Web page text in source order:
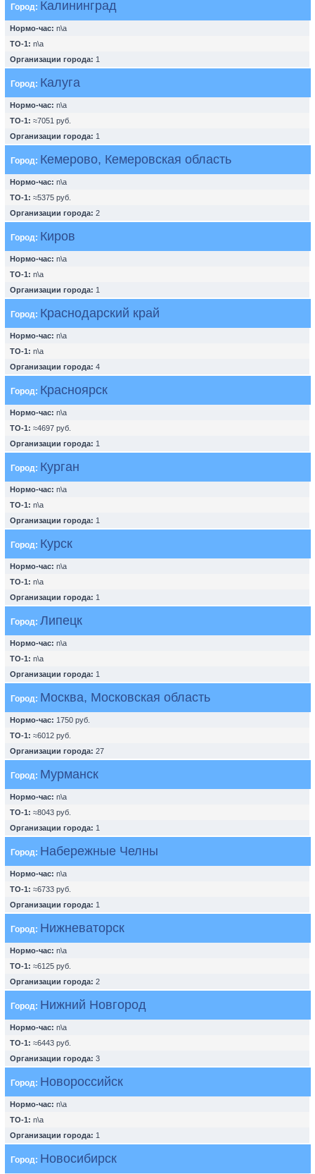
Город: Калининград
Нормо-час: n\a
ТО-1: n\a
Организации города: 1
Город: Калуга
Нормо-час: n\a
ТО-1: ≈7051 руб.
Организации города: 1
Город: Кемерово, Кемеровская область
Нормо-час: n\a
ТО-1: ≈5375 руб.
Организации города: 2
Город: Киров
Нормо-час: n\a
ТО-1: n\a
Организации города: 1
Город: Краснодарский край
Нормо-час: n\a
ТО-1: n\a
Организации города: 4
Город: Красноярск
Нормо-час: n\a
ТО-1: ≈4697 руб.
Организации города: 1
Город: Курган
Нормо-час: n\a
ТО-1: n\a
Организации города: 1
Город: Курск
Нормо-час: n\a
ТО-1: n\a
Организации города: 1
Город: Липецк
Нормо-час: n\a
ТО-1: n\a
Организации города: 1
Город: Москва, Московская область
Нормо-час: 1750 руб.
ТО-1: ≈6012 руб.
Организации города: 27
Город: Мурманск
Нормо-час: n\a
ТО-1: ≈8043 руб.
Организации города: 1
Город: Набережные Челны
Нормо-час: n\a
ТО-1: ≈6733 руб.
Организации города: 1
Город: Нижневаторск
Нормо-час: n\a
ТО-1: ≈6125 руб.
Организации города: 2
Город: Нижний Новгород
Нормо-час: n\a
ТО-1: ≈6443 руб.
Организации города: 3
Город: Новороссийск
Нормо-час: n\a
ТО-1: n\a
Организации города: 1
Город: Новосибирск